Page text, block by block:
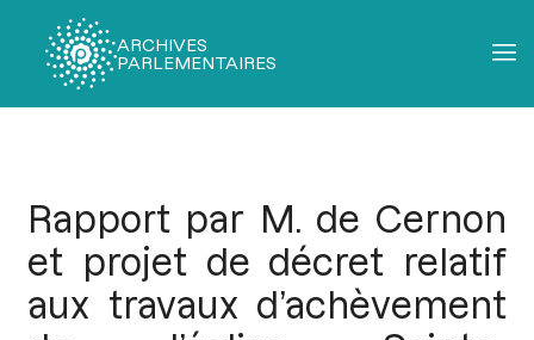
ARCHIVES
PARLEMENTAIRES
Rapport par M. de Cernon
et projet de décret relatif
aux travaux d’achèvement